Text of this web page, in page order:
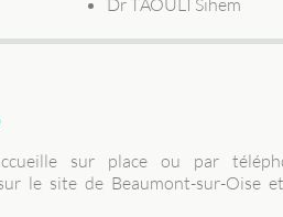
Dr TAOULI Sihem
sur place ou par
le site de Beaumont-sur-Oise